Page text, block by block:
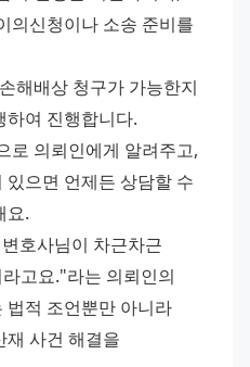
의신청이나 소송 준비를
해배상 청구가 가능한지
하여 진행합니다.
로 의뢰인에게 알려주고,
으면 언제든 상담할 수
요.
호사님이 차근차근
고요."라는 의뢰인의
법적 조언뿐만 아니라
재 사건 해결을